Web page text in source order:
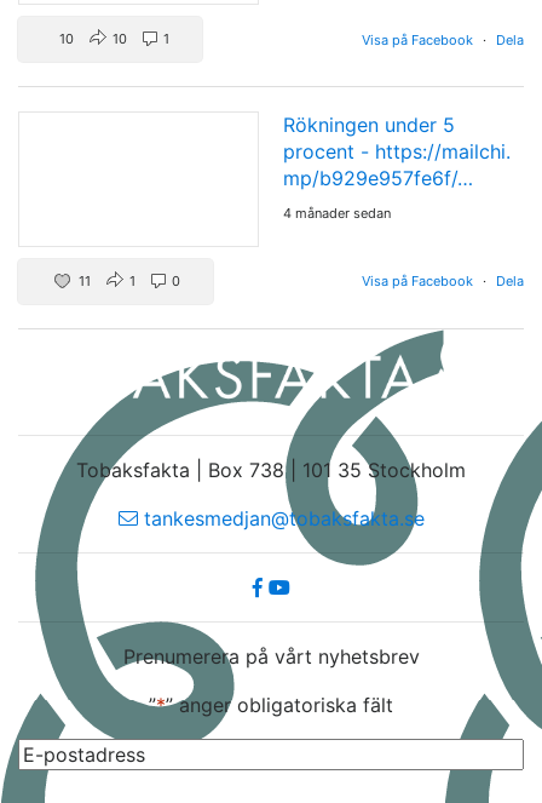
Visa på Facebook · Dela
10 10 1
Rökningen under 5
procent - https://mailchi.
mp/b929e957fe6f/…
4 månader sedan
Visa på Facebook · Dela
11 1 0
Tobaksfakta | Box 738 | 101 35 Stockholm
tankesmedjan@tobaksfakta.se
Prenumerera på vårt nyhetsbrev
”*” anger obligatoriska fält